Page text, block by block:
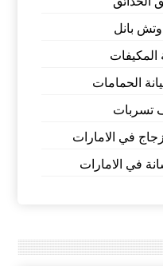
بانل
الحمامات
تسربات
في الامارات
في الامارات